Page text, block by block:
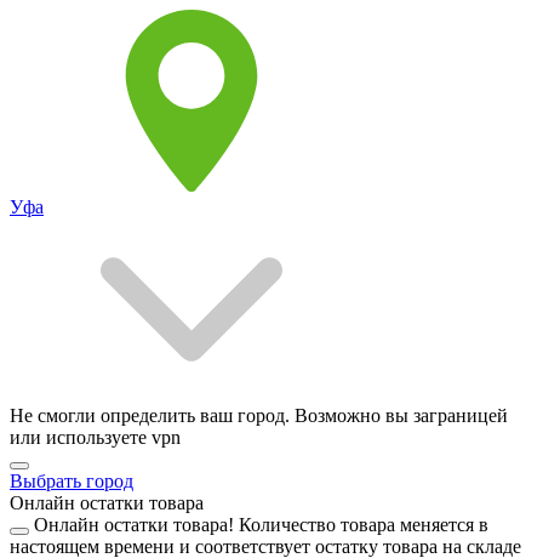
Уфа
Не смогли определить ваш город. Возможно вы заграницей
или используете vpn
Выбрать город
Онлайн остатки товара
Онлайн остатки товара! Количество товара меняется в
настоящем времени и соответствует остатку товара на складе